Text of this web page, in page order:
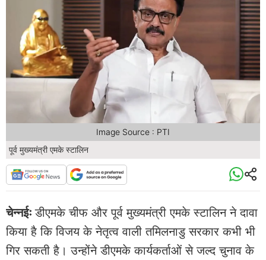
पूर्व मुख्यमंत्री एमके स्टालिन
Image Source : PTI
चेन्नईःडीएमके चीफ और पूर्व मुख्यमंत्री एमके स्टालिन ने दावा
किया है कि विजय के नेतृत्व वाली तमिलनाडु सरकार कभी भी
गिर सकती है। उन्होंने डीएमके कार्यकर्ताओं से जल्द चुनाव के